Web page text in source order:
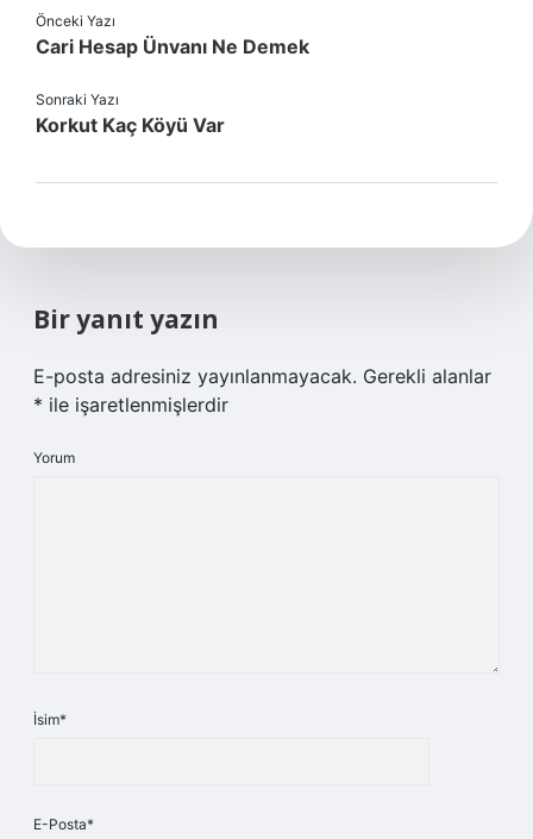
Önceki Yazı
Cari Hesap Ünvanı Ne Demek
Sonraki Yazı
Korkut Kaç Köyü Var
Bir yanıt yazın
E-posta adresiniz yayınlanmayacak. Gerekli alanlar
* ile işaretlenmişlerdir
Yorum
İsim*
E-Posta*